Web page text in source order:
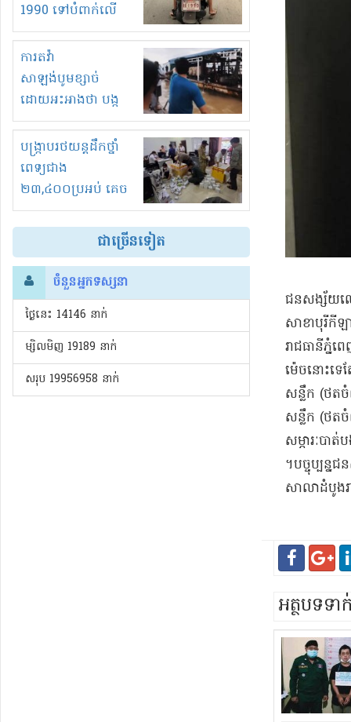
1990 ទៅបំពាក់លើ
ម៉ូតូរបស់ខ្លួន ដាកផ្លាក
រត់ឌុបហើយ
ការតវ៉ា
សាឡង់បូមខ្សាច់
ដោយអះអាងថា បង្ក
បាក់ច្រាំងទន្លេ និង
រំខានទាំងយប់ទាំងថ្ងៃ
បង្ក្រាបរថយន្តដឹកថ្នាំ
ពេទ្យជាង
២៣,៤០០ប្រអប់ គេច
ពន្ធនិងអត់ច្បាប់នាំ
ចូល!?
ជាច្រើនទៀត
ចំនួនអ្នកទស្សនា
ថ្ងៃនេះ​ 14146 នាក់
ម្សិលមិញ 19189 នាក់
សរុប 19956958 នាក់
ជនសង្ស័យ​ឈ្ម
សាខា​បុរី​កី
រាជធានី​ភ្នំ
ម៉េចនោះទេ
សន្លឹក (​ថត
សន្លឹក (​ថត
សម្ភារៈ​ប
។​​បច្ចុប្បន្
សាលាដំបូង​រ
អត្ថបទទ